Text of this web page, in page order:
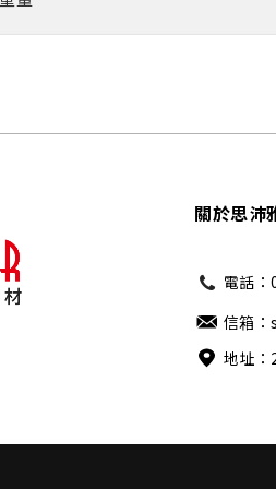
關於思沛
電話
信箱
地址：